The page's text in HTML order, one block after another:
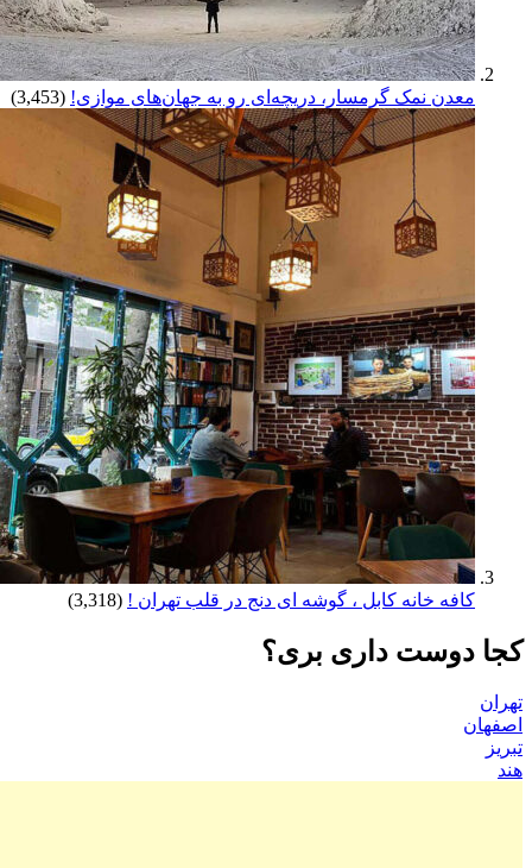
معدن نمک گرمسار، دریچه‌ای رو به جهان‌های موازی! (3,453)
کافه خانه کابل ، گوشه ای دنج در قلب تهران ! (3,318)
کجا دوست داری بری؟
تهران
اصفهان
تبریز
هند